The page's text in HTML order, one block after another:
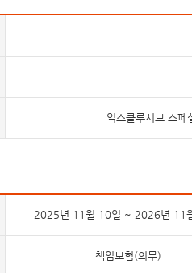
익스클루시브 스
2025년 11월 10일 ~ 2026년 11
책임보험(의무)